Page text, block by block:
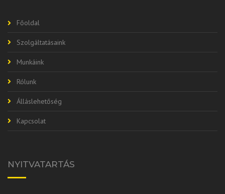
Főoldal
Szolgáltatásaink
Munkáink
Rólunk
Álláslehetőség
Kapcsolat
NYITVATARTÁS